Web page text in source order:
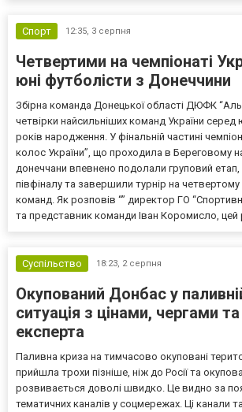
Спорт 12:35, 3 серпня
Четвертими на чемпіонаті
юні футболісти з Донеччини
Збірна команда Донецької області ДЮФК
четвірки найсильніших команд України серед
років народження. У фінальній частині
колос України”, що проходила в Береговому
донеччани впевнено подолали груповий
півфіналу та завершили турнір на четвертому
команд. Як розповів “” директор ГО
та представник команди Іван Коромисло, цей
Суспільство 18:23, 2 серпня
Окупований Донбас у
ситуація з цінами, чергами
експерта
Паливна криза на тимчасово окуповані
прийшла трохи пізніше, ніж до Росії та
розвивається доволі швидко. Це видно за
тематичних каналів у соцмережах. Ці канали